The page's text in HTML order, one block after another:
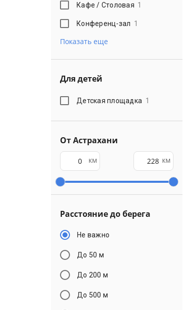
Кафе / Столовая 1
Конференц-зал 1
Показать еще
Для детей
Детская площадка 1
От Астрахани
км км
Расстояние до берега
Не важно
До 50 м
До 200 м
До 500 м